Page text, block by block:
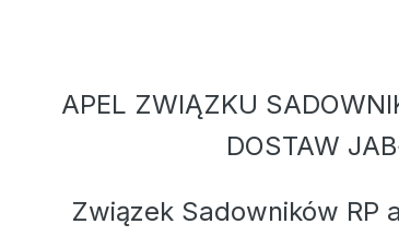
APEL ZWIĄZKU
DOSTAW
Związek Sadowników